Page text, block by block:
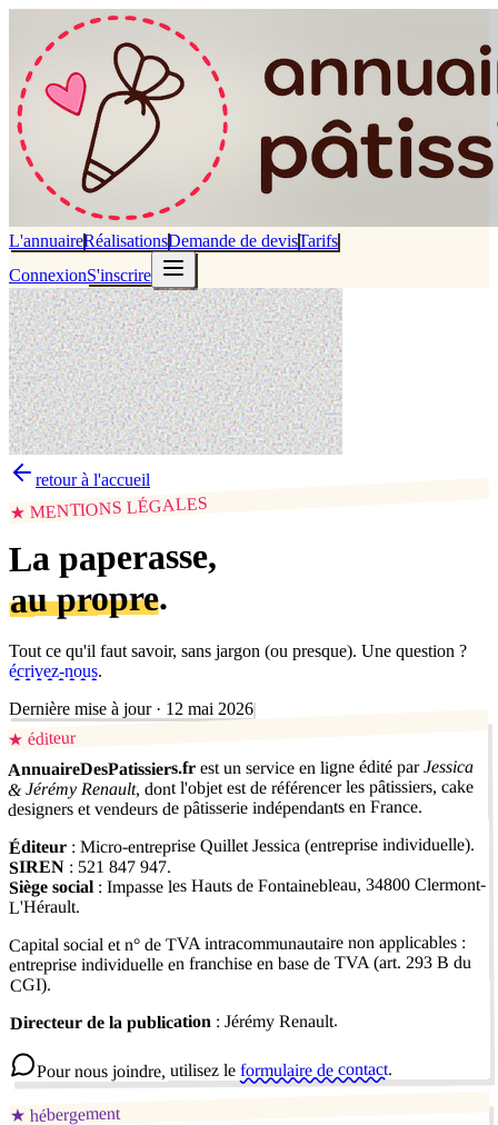
L'annuaireRéalisationsDemande de devisTarifs
ConnexionS'inscrire
retour à l'accueil
★ MENTIONS LÉGALES
La paperasse,
au propre.
Tout ce qu'il faut savoir, sans jargon (ou presque). Une question ?
écrivez-nous.
Dernière mise à jour · 12 mai 2026
★éditeur
AnnuaireDesPatissiers.fr est un service en ligne édité parJessica
& Jérémy Renault, dont l'objet est de référencer les pâtissiers, cake
designers et vendeurs de pâtisserie indépendants en France.
Éditeur: Micro-entreprise Quillet Jessica (entreprise individuelle).
SIREN: 521 847 947.
Siège social: Impasse les Hauts de Fontainebleau, 34800 Clermont-
L'Hérault.
Capital social et n° de TVA intracommunautaire non applicables :
entreprise individuelle en franchise en base de TVA (art. 293 B du
CGI).
Directeur de la publication : Jérémy Renault.
Pour nous joindre, utilisez le formulaire de contact.
★ hébergement